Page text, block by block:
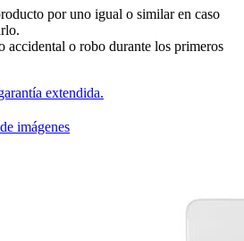
por uno igual o similar en caso
accidental o robo durante los primeros
extendida.
imágenes